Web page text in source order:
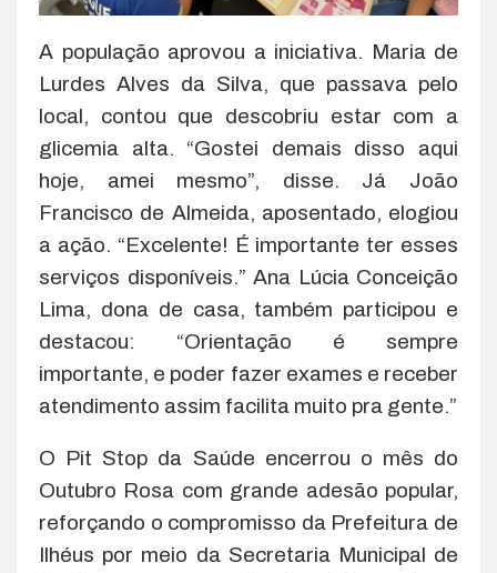
A população aprovou a iniciativa. Maria de
Lurdes Alves da Silva, que passava pelo
local, contou que descobriu estar com a
glicemia alta. “Gostei demais disso aqui
hoje, amei mesmo”, disse. Já João
Francisco de Almeida, aposentado, elogiou
a ação. “Excelente! É importante ter esses
serviços disponíveis.” Ana Lúcia Conceição
Lima, dona de casa, também participou e
destacou: “Orientação é sempre
importante, e poder fazer exames e receber
atendimento assim facilita muito pra gente.”
O Pit Stop da Saúde encerrou o mês do
Outubro Rosa com grande adesão popular,
reforçando o compromisso da Prefeitura de
Ilhéus por meio da Secretaria Municipal de